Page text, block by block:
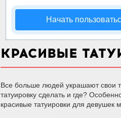
Начать
КРАСИВЫЕ
Все больше людей украшают свои
татуировку сделать и где?
красивые татуировки для девушек